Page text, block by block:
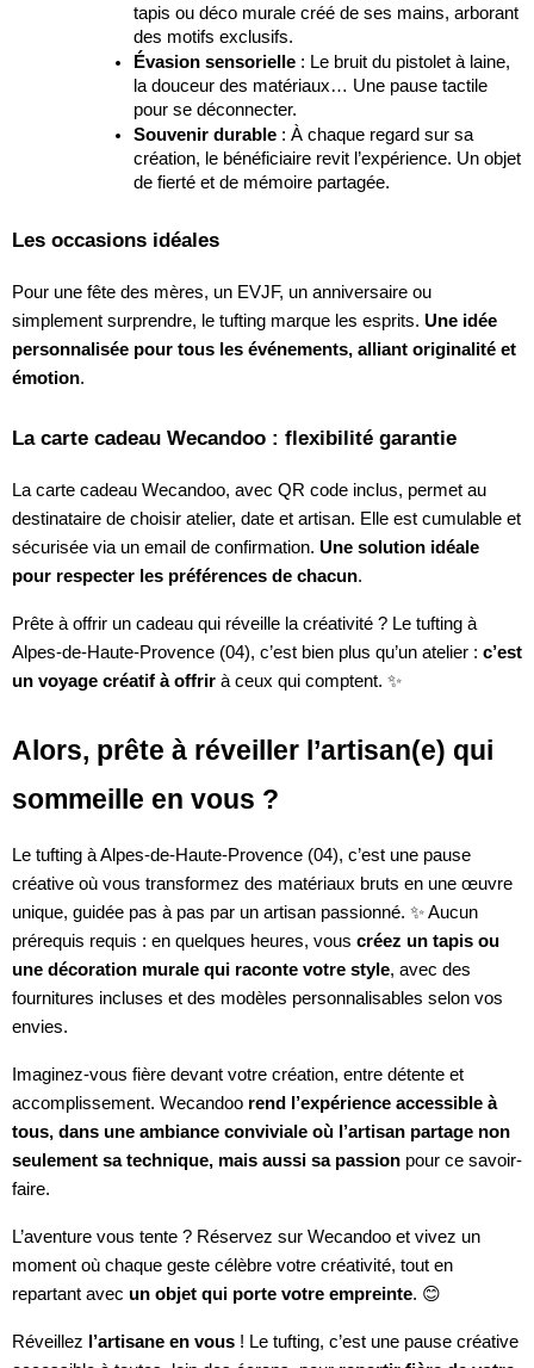
tapis ou déco murale créé de ses mains, arborant
des motifs exclusifs.
Évasion sensorielle : Le bruit du pistolet à laine,
la douceur des matériaux… Une pause tactile
pour se déconnecter.
Souvenir durable : À chaque regard sur sa
création, le bénéficiaire revit l’expérience. Un objet
de fierté et de mémoire partagée.
Les occasions idéales
Pour une fête des mères, un EVJF, un anniversaire ou
simplement surprendre, le tufting marque les esprits. Une idée
personnalisée pour tous les événements, alliant originalité et
émotion.
La carte cadeau Wecandoo : flexibilité garantie
La carte cadeau Wecandoo, avec QR code inclus, permet au
destinataire de choisir atelier, date et artisan. Elle est cumulable et
sécurisée via un email de confirmation. Une solution idéale
pour respecter les préférences de chacun.
Prête à offrir un cadeau qui réveille la créativité ? Le tufting à
Alpes-de-Haute-Provence (04), c’est bien plus qu’un atelier : c’est
un voyage créatif à offrir à ceux qui comptent. ✨
Alors, prête à réveiller l’artisan(e) qui
sommeille en vous ?
Le tufting à Alpes-de-Haute-Provence (04), c’est une pause
créative où vous transformez des matériaux bruts en une œuvre
unique, guidée pas à pas par un artisan passionné. ✨ Aucun
prérequis requis : en quelques heures, vous créez un tapis ou
une décoration murale qui raconte votre style, avec des
fournitures incluses et des modèles personnalisables selon vos
envies.
Imaginez-vous fière devant votre création, entre détente et
accomplissement. Wecandoo rend l’expérience accessible à
tous, dans une ambiance conviviale où l’artisan partage non
seulement sa technique, mais aussi sa passion pour ce savoir-
faire.
L’aventure vous tente ? Réservez sur Wecandoo et vivez un
moment où chaque geste célèbre votre créativité, tout en
repartant avec un objet qui porte votre empreinte. 😊
Réveillez l’artisane en vous ! Le tufting, c’est une pause créative